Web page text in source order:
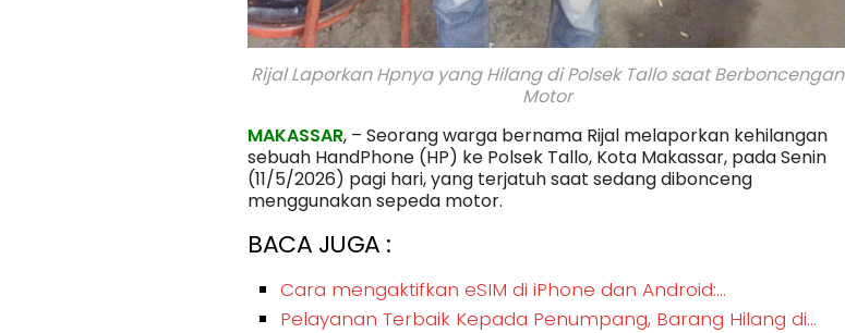
Rijal Laporkan Hpnya yang Hilang di Polsek Tallo saat Berboncengan
Motor
MAKASSAR, – Seorang warga bernama Rijal melaporkan kehilangan
sebuah HandPhone (HP) ke Polsek Tallo, Kota Makassar, pada Senin
(11/5/2026) pagi hari, yang terjatuh saat sedang dibonceng
menggunakan sepeda motor.
BACA JUGA :
Cara mengaktifkan eSIM di iPhone dan Android:…
Pelayanan Terbaik Kepada Penumpang, Barang Hilang di…